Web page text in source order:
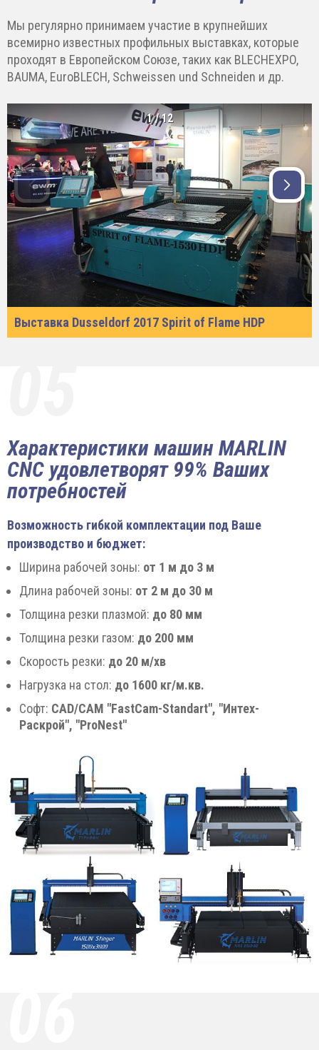
Мы регулярно принимаем участие в крупнейших
всемирно известных профильных выставках, которые
проходят в Европейском Союзе, таких как BLECHEXPO,
BAUMA, EuroBLECH, Schweissen und Schneiden и др.
Выставка Dusseldorf 2017 Spirit of Flame HDP
1/12
Характеристики машин MARLIN
CNC удовлетворят 99% Ваших
потребностей
Возможность гибкой комплектации под Ваше
производство и бюджет:
Ширина рабочей зоны: от 1 м до 3 м
Длина рабочей зоны: от 2 м до 30 м
Толщина резки плазмой: до 80 мм
Толщина резки газом: до 200 мм
Скорость резки: до 20 м/хв
Нагрузка на стол: до 1600 кг/м.кв.
Софт: CAD/CAM "FastCam-Standart", "Интех-
Раскрой", "ProNest"